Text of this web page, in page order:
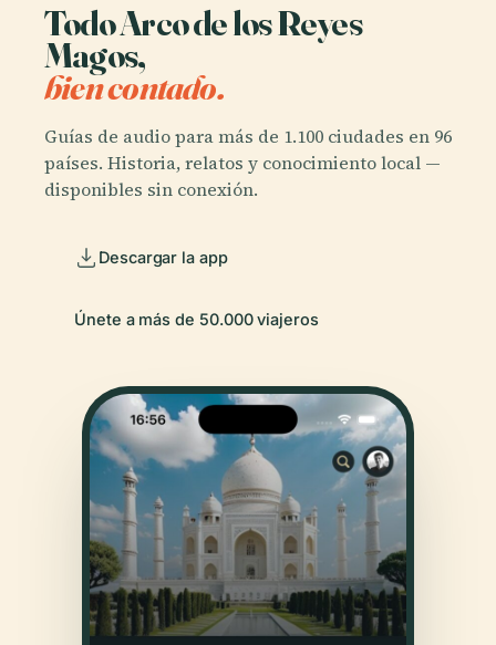
Todo Arco de los Reyes
Magos,
bien contado.
Guías de audio para más de 1.100 ciudades en 96
países. Historia, relatos y conocimiento local —
disponibles sin conexión.
Descargar la app
Únete a más de 50.000 viajeros